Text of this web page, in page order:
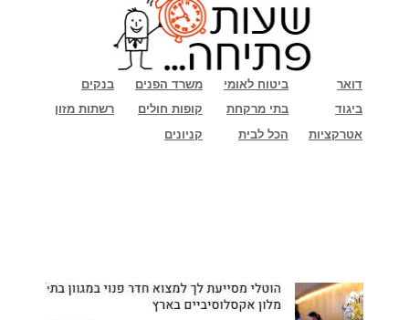
בנקים משרד הפנים ביטוח לאומי
דואר
רשתות מזון
קופות חולים בתי מרקחת
ביגוד
קניונים
הכל לבית אטרקציות